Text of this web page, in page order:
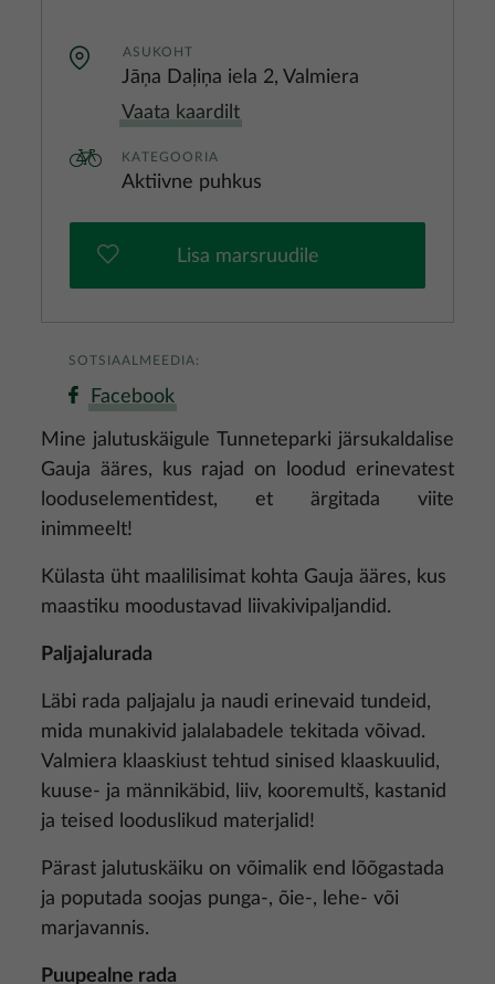
Mine jalutuskäigule Tunneteparki järsukaldalise
Gauja ääres, kus rajad on loodud erinevatest
looduselementidest, et ärgitada viite
inimmeelt!
Külasta üht maalilisimat kohta Gauja ääres, kus
maastiku moodustavad liivakivipaljandid.
Paljajalurada
Läbi rada paljajalu ja naudi erinevaid tundeid,
mida munakivid jalalabadele tekitada võivad.
Valmiera klaaskiust tehtud sinised klaaskuulid,
kuuse- ja männikäbid, liiv, kooremultš, kastanid
ja teised looduslikud materjalid!
Pärast jalutuskäiku on võimalik end lõõgastada
ja poputada soojas punga-, õie-, lehe- või
marjavannis.
Puupealne rada
ASUKOHT
Jāņa Daļiņa iela 2, Valmiera
Vaata kaardilt
KATEGOORIA
Aktiivne puhkus
Lisa marsruudile
SOTSIAALMEEDIA:
Facebook